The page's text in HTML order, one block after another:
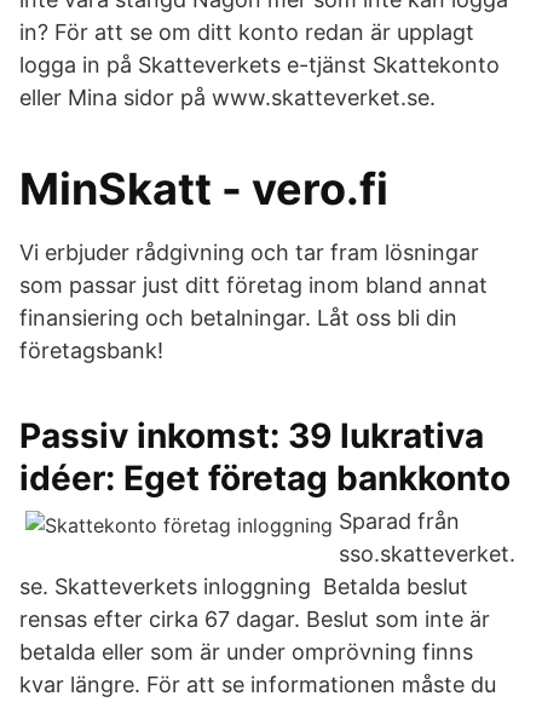
in? För att se om ditt konto redan är upplagt
logga in på Skatteverkets e-tjänst Skattekonto
eller Mina sidor på www.skatteverket.se.
MinSkatt - vero.fi
Vi erbjuder rådgivning och tar fram lösningar
som passar just ditt företag inom bland annat
finansiering och betalningar. Låt oss bli din
företagsbank!
Passiv inkomst: 39 lukrativa
idéer: Eget företag bankkonto
Sparad från
sso.skatteverket.
se. Skatteverkets inloggning Betalda beslut
rensas efter cirka 67 dagar. Beslut som inte är
betalda eller som är under omprövning finns
kvar längre. För att se informationen måste du